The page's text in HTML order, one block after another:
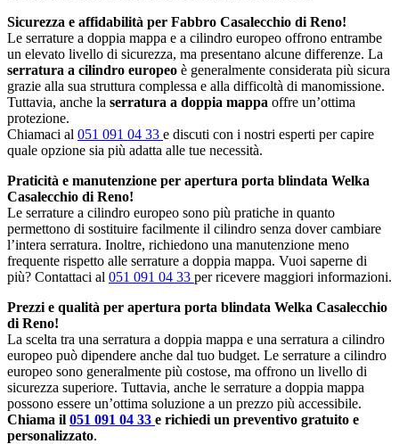
Sicurezza e affidabilità per Fabbro Casalecchio di Reno!
Le serrature a doppia mappa e a cilindro europeo offrono entrambe
un elevato livello di sicurezza, ma presentano alcune differenze. La
serratura a cilindro europeo è generalmente considerata più sicura
grazie alla sua struttura complessa e alla difficoltà di manomissione.
Tuttavia, anche la serratura a doppia mappa offre un’ottima
protezione.
Chiamaci al 051 091 04 33 e discuti con i nostri esperti per capire
quale opzione sia più adatta alle tue necessità.
Praticità e manutenzione per apertura porta blindata Welka
Casalecchio di Reno!
Le serrature a cilindro europeo sono più pratiche in quanto
permettono di sostituire facilmente il cilindro senza dover cambiare
l’intera serratura. Inoltre, richiedono una manutenzione meno
frequente rispetto alle serrature a doppia mappa. Vuoi saperne di
più? Contattaci al 051 091 04 33 per ricevere maggiori informazioni.
Prezzi e qualità per apertura porta blindata Welka Casalecchio
di Reno!
La scelta tra una serratura a doppia mappa e una serratura a cilindro
europeo può dipendere anche dal tuo budget. Le serrature a cilindro
europeo sono generalmente più costose, ma offrono un livello di
sicurezza superiore. Tuttavia, anche le serrature a doppia mappa
possono essere un’ottima soluzione a un prezzo più accessibile.
Chiama il 051 091 04 33 e richiedi un preventivo gratuito e
personalizzato.